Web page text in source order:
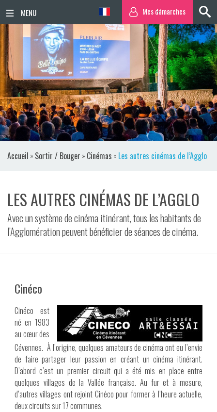
ACCUEIL
ACTUALITÉS
AGENDA
TERRITOIRE
VIE QUOTIDIENNE
SORTIR / BOUGER
ESPACE PRESSE
VIDÉOS
CONTACT
Mes démarches
Accueil » Sortir / Bouger » Cinémas » Les autres cinémas de l’Agglo
LES AUTRES CINÉMAS DE L’AGGLO
Avec un système de cinéma itinérant, tous les habitants de
l’Agglomération peuvent bénéficier de séances de cinéma.
Cinéco
Cinéco est
né en 1983
au cœur des
Cévennes. À l’origine, quelques amateurs de cinéma ont eu l’envie
de faire partager leur passion en créant un cinéma itinérant.
D’abord c’est un premier circuit qui a été mis en place entre
quelques villages de la Vallée française. Au fur et à mesure,
d’autres villages ont rejoint Cinéco pour former à l’heure actuelle,
deux circuits sur 17 communes.